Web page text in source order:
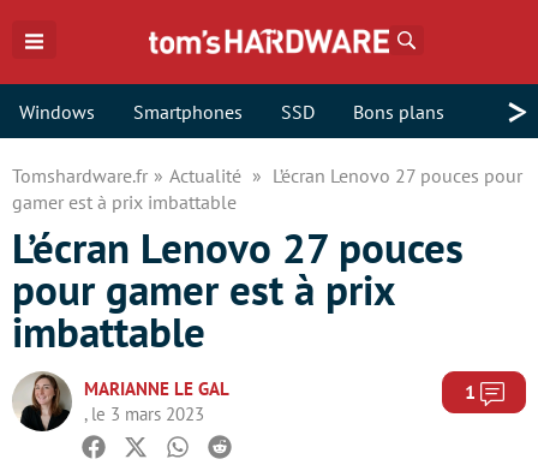
Windows Smartphones SSD Bons plans >
Tomshardware.fr Actualité
L’écran Lenovo 27 pouces pour
gamer est à prix imbattable
L’écran Lenovo 27 pouces
pour gamer est à prix
imbattable
MARIANNE LE GAL
, le 3 mars 2023
1
Facebook
TwitterWhatsapp
Reddit